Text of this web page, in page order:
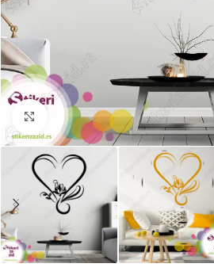
Kliknite za uvećanje